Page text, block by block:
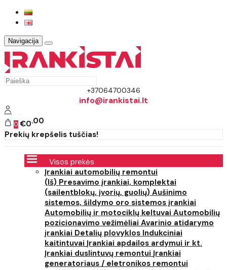
Navigacija
+37064700346
info@irankistai.lt
0 €0 00
Prekių krepšelis tuščias!
Visos prekės
Įrankiai automobilių remontui
(Iš) Presavimo įrankiai, komplektai
(sailentblokų, įvorių, guolių) Aušinimo
sistemos, šildymo oro sistemos įrankiai
Automobilių ir motociklų keltuvai Automobilių
pozicionavimo vežimėliai Avarinio atidarymo
įrankiai Detalių plovyklos Indukciniai
kaitintuvai Įrankiai apdailos ardymui ir kt.
Įrankiai duslintuvų remontui Įrankiai
generatoriaus / eletronikos remontui